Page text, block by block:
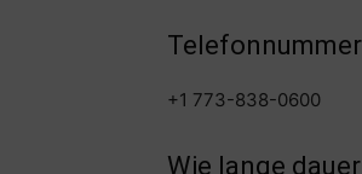
+1 773-838-0600
Wie lange